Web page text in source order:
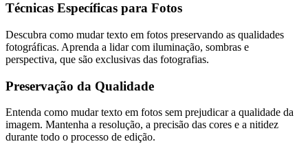
Técnicas Específicas para Fotos
Descubra como mudar texto em fotos preservando as qualidades
fotográficas. Aprenda a lidar com iluminação, sombras e
perspectiva, que são exclusivas das fotografias.
Preservação da Qualidade
Entenda como mudar texto em fotos sem prejudicar a qualidade da
imagem. Mantenha a resolução, a precisão das cores e a nitidez
durante todo o processo de edição.